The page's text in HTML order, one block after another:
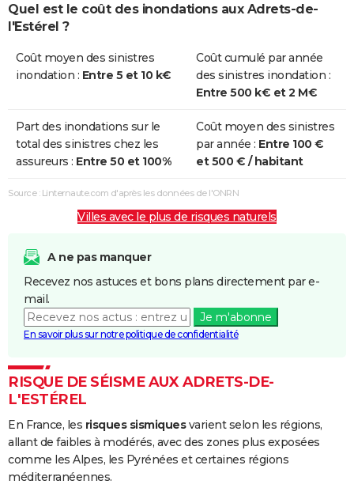
Boue
et/ou
Coulées de
Inondations
et/ou
Coulées de
Boue
16/01/2014 19/01/2014 4 j Non
Inondations
Coulées de
04/11/2011 10/11/2011 7 j
Inondations
et/ou
Coulées de
15/06/2010 16/06/2010 2 j
Inondations
Coulées de
Boue
Inondations
05/10/1993
Quel est le coût des inondations aux Adrets-de-
l'Estérel ?
Coût moyen des sinistres
inondation : Entre 5 et 10 k€
Coût cumulé par année
des sinistres inondation :
Entre 500 k€ et 2 M€
Part des inondations sur le
total des sinistres chez les
assureurs : Entre 50 et 100%
Coût moyen des sinistres
par année : Entre 100 €
et 500 € / habitant
Source : Linternaute.com d'après les données de l'ONRN
Villes avec le plus de risques naturels
A ne pas manquer
Recevez nos astuces et bons plans directement par e-
mail.
Je m'abonne
En savoir plus sur notre politique de confidentialité
RISQUE DE SÉISME AUX ADRETS-DE-
L'ESTÉREL
En France, les risques sismiquesvarient selon les régions,
allant de faibles à modérés, avec des zones plus exposées
comme les Alpes, les Pyrénées et certaines régions
méditerranéennes.